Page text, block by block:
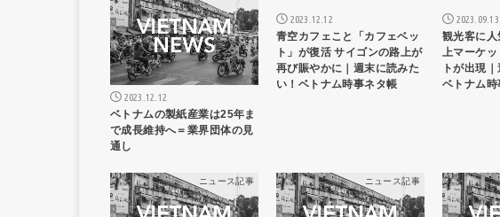
2023.12.12
ベトナムの製紙産業は25年ま
で成長維持へ＝業界団体の見
通し
2023.12.12
青空カフェこと「カフェベッ
ト」が復活 サイゴンの路上が
再び賑やかに｜週末に読みた
い！ベトナム時事ネタ帳
2023.09.13
観光客に
上マーケッ
トが出現
ベトナム時
ニュース記事 ニュース記事